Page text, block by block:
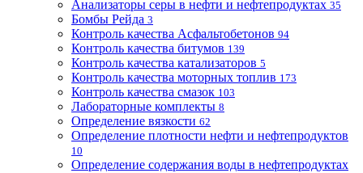
Анализаторы серы в нефти и нефтепродуктах 35
Бомбы Рейда 3
Контроль качества Асфальтобетонов 94
Контроль качества битумов 139
Контроль качества катализаторов 5
Контроль качества моторных топлив 173
Контроль качества смазок 103
Лабораторные комплекты 8
Определение вязкости 62
Определение плотности нефти и нефтепродуктов
10
Определение содержания воды в нефтепродуктах